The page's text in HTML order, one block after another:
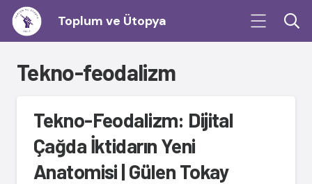
Toplum ve Ütopya
Tekno-feodalizm
Tekno-Feodalizm: Dijital
Çağda İktidarın Yeni
Anatomisi | Gülen Tokay